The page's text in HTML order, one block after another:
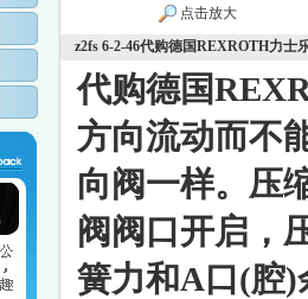
点击放大
z2fs 6-2-46代购德国REXROTH力士
代购德国
方向流动而不
向阀一样。压
阀阀口开启，
簧力和A口(腔)